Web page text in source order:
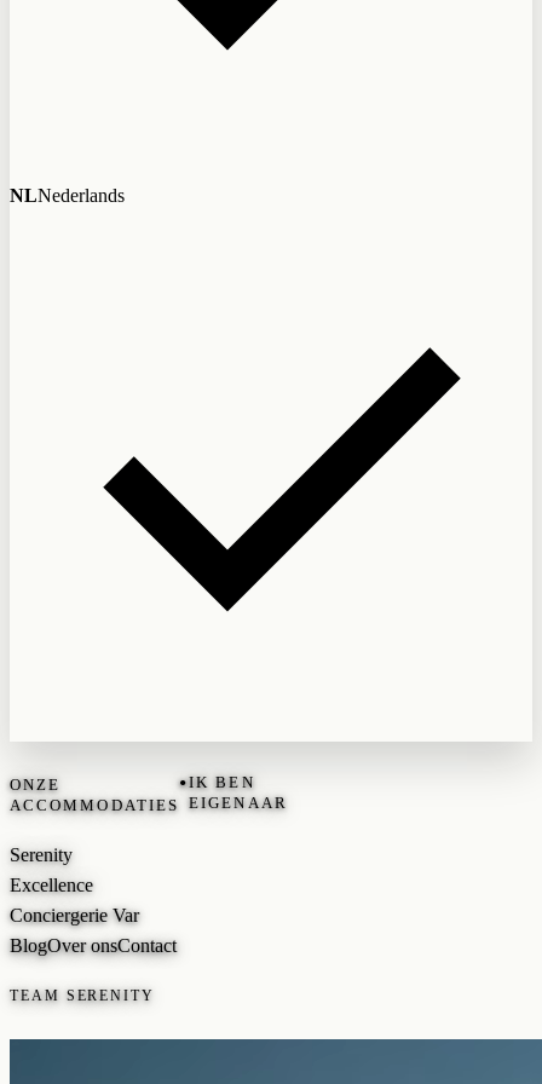
NLNederlands
ONZE
ACCOMMODATIES
•IK BEN
EIGENAAR
Serenity
Excellence
Conciergerie Var
BlogOver onsContact
TEAM SERENITY